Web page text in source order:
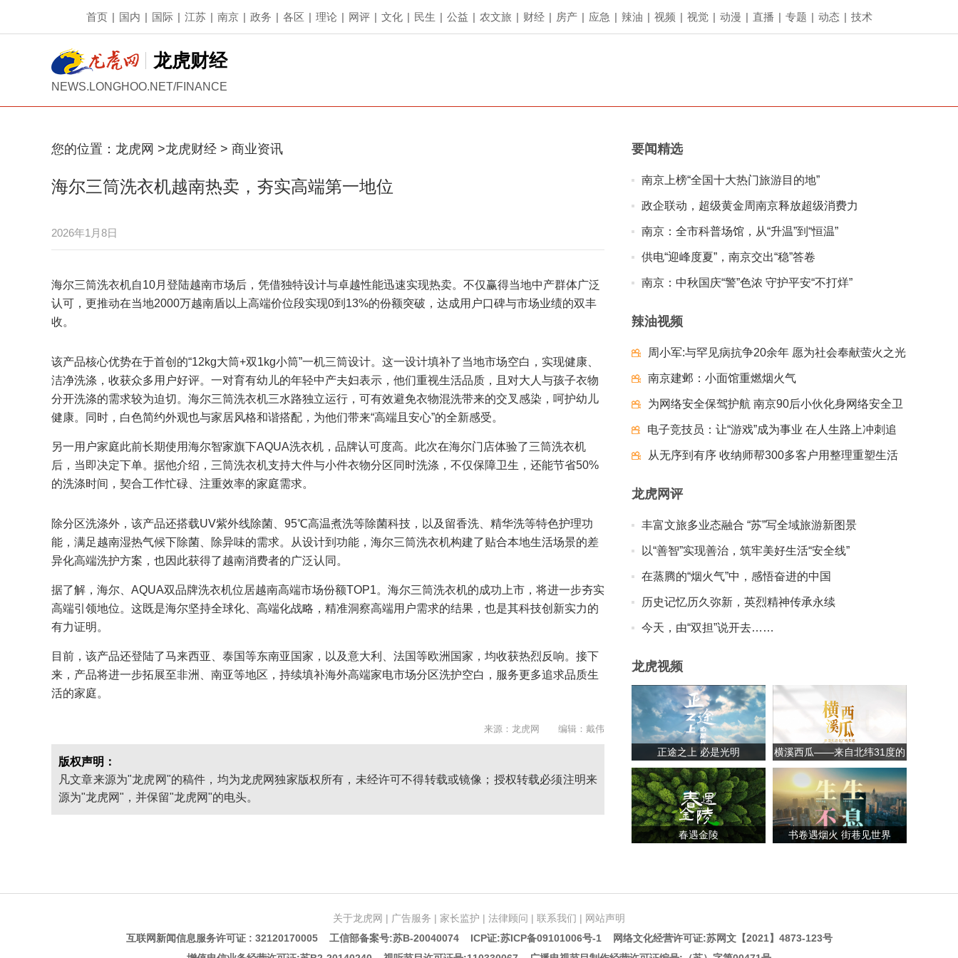
首页 | 国内 | 国际 | 江苏 | 南京 | 政务 | 各区 | 理论 | 网评 | 文化 | 民生 | 公益 | 农文旅 | 财经 | 房产 | 应急 | 辣油 | 视频 | 视觉 | 动漫 | 直播 | 专题 | 动态 | 技术
龙虎财经
NEWS.LONGHOO.NET/FINANCE
您的位置： 龙虎网 >龙虎财经 > 商业资讯
海尔三筒洗衣机越南热卖，夯实高端第一地位
2026年1月8日
海尔三筒洗衣机自10月登陆越南市场后，凭借独特设计与卓越性能迅速实现热卖。不仅赢得当地中产群体广泛
认可，更推动在当地2000万越南盾以上高端价位段实现0到13%的份额突破，达成用户口碑与市场业绩的双丰
收。
该产品核心优势在于首创的“12kg大筒+双1kg小筒”一机三筒设计。这一设计填补了当地市场空白，实现健康、
洁净洗涤，收获众多用户好评。一对育有幼儿的年轻中产夫妇表示，他们重视生活品质，且对大人与孩子衣物
分开洗涤的需求较为迫切。海尔三筒洗衣机三水路独立运行，可有效避免衣物混洗带来的交叉感染，呵护幼儿
健康。同时，白色简约外观也与家居风格和谐搭配，为他们带来“高端且安心”的全新感受。
另一用户家庭此前长期使用海尔智家旗下AQUA洗衣机，品牌认可度高。此次在海尔门店体验了三筒洗衣机
后，当即决定下单。据他介绍，三筒洗衣机支持大件与小件衣物分区同时洗涤，不仅保障卫生，还能节省50%
的洗涤时间，契合工作忙碌、注重效率的家庭需求。
除分区洗涤外，该产品还搭载UV紫外线除菌、95℃高温煮洗等除菌科技，以及留香洗、精华洗等特色护理功
能，满足越南湿热气候下除菌、除异味的需求。从设计到功能，海尔三筒洗衣机构建了贴合本地生活场景的差
异化高端洗护方案，也因此获得了越南消费者的广泛认同。
据了解，海尔、AQUA双品牌洗衣机位居越南高端市场份额TOP1。海尔三筒洗衣机的成功上市，将进一步夯实
高端引领地位。这既是海尔坚持全球化、高端化战略，精准洞察高端用户需求的结果，也是其科技创新实力的
有力证明。
目前，该产品还登陆了马来西亚、泰国等东南亚国家，以及意大利、法国等欧洲国家，均收获热烈反响。接下
来，产品将进一步拓展至非洲、南亚等地区，持续填补海外高端家电市场分区洗护空白，服务更多追求品质生
活的家庭。
来源：龙虎网 编辑：戴伟
版权声明：
凡文章来源为"龙虎网"的稿件，均为龙虎网独家版权所有，未经许可不得转载或镜像；授权转载必须注明来
源为"龙虎网"，并保留"龙虎网"的电头。
要闻精选
南京上榜“全国十大热门旅游目的地”
政企联动，超级黄金周南京释放超级消费力
南京：全市科普场馆，从“升温”到“恒温”
供电“迎峰度夏”，南京交出“稳”答卷
南京：中秋国庆“警”色浓 守护平安“不打烊”
辣油视频
周小军:与罕见病抗争20余年 愿为社会奉献萤火之光
南京建邺：小面馆重燃烟火气
为网络安全保驾护航 南京90后小伙化身网络安全卫
士
电子竞技员：让“游戏”成为事业 在人生路上冲刺追
梦夺冠
从无序到有序 收纳师帮300多客户用整理重塑生活
龙虎网评
丰富文旅多业态融合 “苏”写全域旅游新图景
以“善智”实现善治，筑牢美好生活“安全线”
在蒸腾的“烟火气”中，感悟奋进的中国
历史记忆历久弥新，英烈精神传承永续
今天，由“双担”说开去……
龙虎视频
正途之上 必是光明
横溪西瓜——来自北纬31度的
甘甜
春遇金陵 书卷遇烟火 街巷见世界
关于龙虎网 | 广告服务 | 家长监护 | 法律顾问 | 联系我们 | 网站声明
互联网新闻信息服务许可证 : 32120170005 工信部备案号:苏B-20040074 ICP证:苏ICP备09101006号-1网络文化经营许可证:苏网文【2021】4873-123号